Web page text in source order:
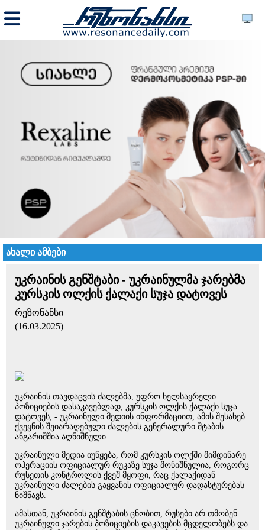
ახალი ამბები
უკრაინის გენშტაბი - უკრაინულმა ჯარებმა
კურსკის ოლქის ქალაქი სუჯა დატოვეს
რეზონანსი
(16.03.2025)
უკრაინის თავდაცვის ძალებმა, უფრო ხელსაყრელი
პოზიციების დასაკავებლად, კურსკის ოლქის ქალაქი სუჯა
დატოვეს, - უკრაინული მედიის ინფორმაციით, ამის შესახებ
ქვეყნის შეიარაღებული ძალების გენერალური შტაბის
ანგარიშშია აღნიშნული.
უკრაინული მედია იუწყება, რომ კურსკის ოლქში მიმდინარე
ოპერაციის ოფიციალურ რუკაზე სუჯა მონიშნულია, როგორც
რუსეთის კონტროლის ქვეშ მყოფი, რაც ქალაქიდან
უკრაინული ძალების გაყვანის ოფიციალურ დადასტურებას
ნიშნავს.
ამასთან, უკრაინის გენშტაბის ცნობით, რუსები არ თმობენ
უკრაინული ჯარების პოზიციების დაკავების მცდელობებს და